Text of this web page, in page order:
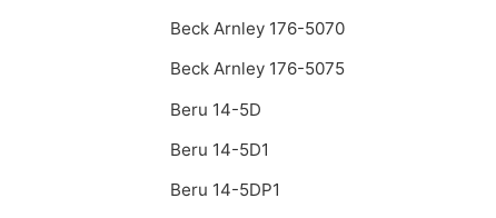
Beck Arnley 176-5070
Beck Arnley 176-5075
Beru 14-5D
Beru 14-5D1
Beru 14-5DP1